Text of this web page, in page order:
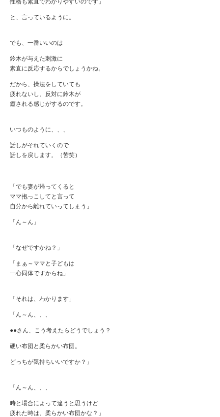
と、言っているように。
でも、一番いいのは
鈴木が与えた刺激に
素直に反応するからでしょうかね。
だから、操法をしていても
疲れないし、反対に鈴木が
癒される感じがするのです。
いつものように、、、
話しがそれていくので
話しを戻します。（苦笑）
「でも妻が帰ってくると
ママ抱っこしてと言って
自分から離れていってしまう」
「ん～ん」
「なぜですかね？」
「まぁ～ママと子どもは
一心同体ですからね」
「それは、わかります」
「ん～ん、、、
●●さん、こう考えたらどうでしょう？
硬い布団と柔らかい布団。
どっちが気持ちいいですか？」
「ん～ん、、、
時と場合によって違うと思うけど
疲れた時は、柔らかい布団かな？」